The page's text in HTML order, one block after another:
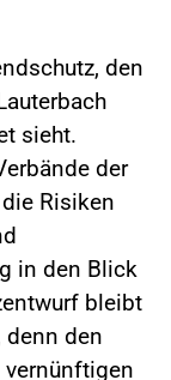
den
sieht.
der
Risiken
in den Blick
bleibt
denn den